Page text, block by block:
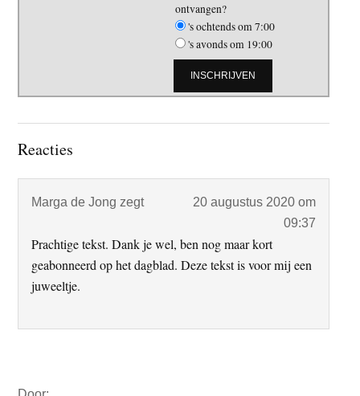
ontvangen?
's ochtends om 7:00
's avonds om 19:00
Lees
Reacties
Marga de Jong zegt
20 augustus 2020 om
09:37
Prachtige tekst. Dank je wel, ben nog maar kort
geabonneerd op het dagblad. Deze tekst is voor mij een
juweeltje.